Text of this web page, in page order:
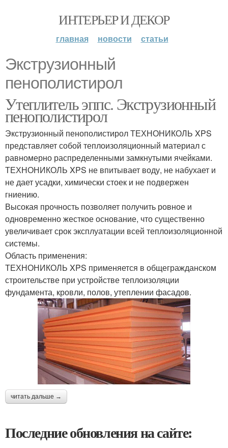
ИНТЕРЬЕР И ДЕКОР
главная новости статьи
Экструзионный
пенополистирол
Утеплитель эппс. Экструзионный
пенополистирол
Экструзионный пенополистирол ТЕХНОНИКОЛЬ XPS
представляет собой теплоизоляционный материал с
равномерно распределенными замкнутыми ячейками.
ТЕХНОНИКОЛЬ XPS не впитывает воду, не набухает и
не дает усадки, химически стоек и не подвержен
гниению.
Высокая прочность позволяет получить ровное и
одновременно жесткое основание, что существенно
увеличивает срок эксплуатации всей теплоизоляционной
системы.
Область применения:
ТЕХНОНИКОЛЬ XPS применяется в общегражданском
строительстве при устройстве теплоизоляции
фундамента, кровли, полов, утеплении фасадов.
читать дальше →
Последние обновления на сайте: